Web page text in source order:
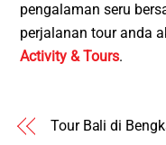
pengalaman seru
perjalanan tour anda
Activity & Tours.
Tour Bali di